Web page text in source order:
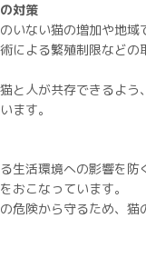
対策
いない猫の増加や地域
による繁殖制限などの
と人が共存できるよう
ます。
生活環境への影響を防
おこなっています。
危険から守るため、猫